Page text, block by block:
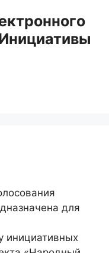
для
инициативных